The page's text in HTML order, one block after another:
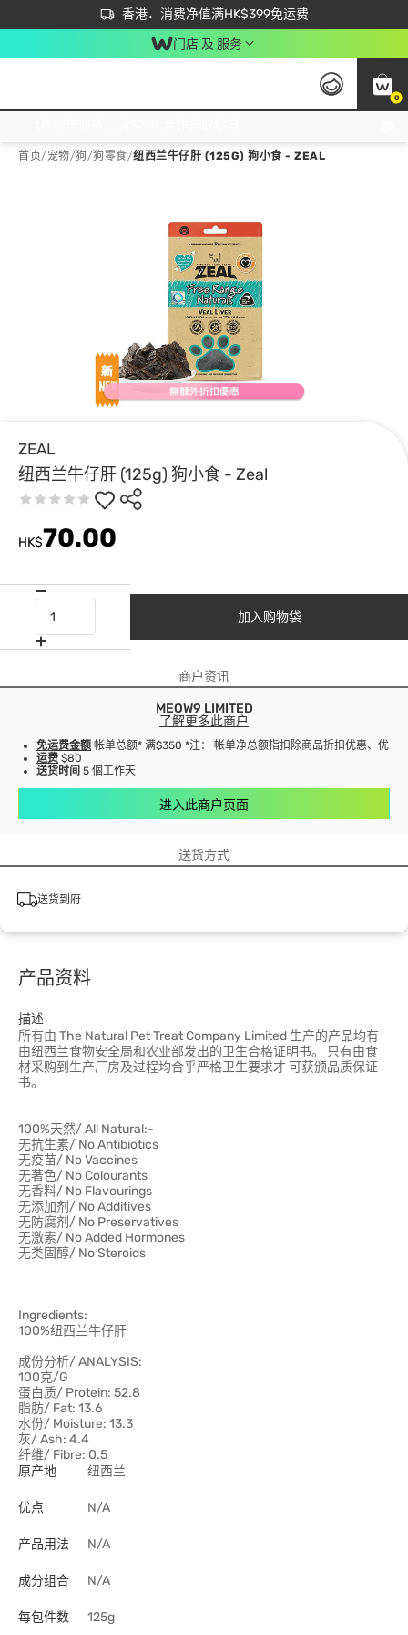
香港．消费净值满HK$399免运费
立即成为易赏钱会员尽享独家优惠
首次APP下单买满$450 输入 NEWAPP 即减$50
门店 及 服务
0
首页/ 宠物/狗/狗零食/纽西兰牛仔肝 (125G) 狗小食 - ZEAL
ZEAL
纽西兰牛仔肝 (125g) 狗小食 - Zeal
HK$70.00
加入购物袋
商户资讯
MEOW9 LIMITED
了解更多此商户
免运费金额 帐单总额* 满$350 *注： 帐单净总额指扣除商品折扣优惠、优惠
运费 $80
送货时间 5 個工作天
进入此商户页面
送货方式
送货到府
产品资料
描述
所有由 The Natural Pet Treat Company Limited 生产的产品均有
由纽西兰食物安全局和农业部发出的卫生合格证明书。 只有由食
材采购到生产厂房及过程均合乎严格卫生要求才 可获颁品质保证
书。
100%天然/ All Natural:-
无抗生素/ No Antibiotics
无疫苗/ No Vaccines
无著色/ No Colourants
无香料/ No Flavourings
无添加剂/ No Additives
无防腐剂/ No Preservatives
无激素/ No Added Hormones
无类固醇/ No Steroids
Ingredients:
100%纽西兰牛仔肝
成份分析/ ANALYSIS:
100克/G
蛋白质/ Protein: 52.8
脂肪/ Fat: 13.6
水份/ Moisture: 13.3
灰/ Ash: 4.4
纤维/ Fibre: 0.5
原产地
纽西兰
优点 N/A
产品用法 N/A
成分组合 N/A
每包件数 125g